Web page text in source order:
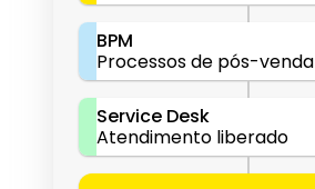
BPM
Processos de pós-venda
Service Desk
Atendimento liberado